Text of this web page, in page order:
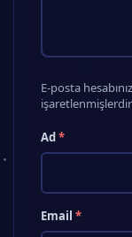
E-posta
işaretlenmişlerdir
Ad*
Email *